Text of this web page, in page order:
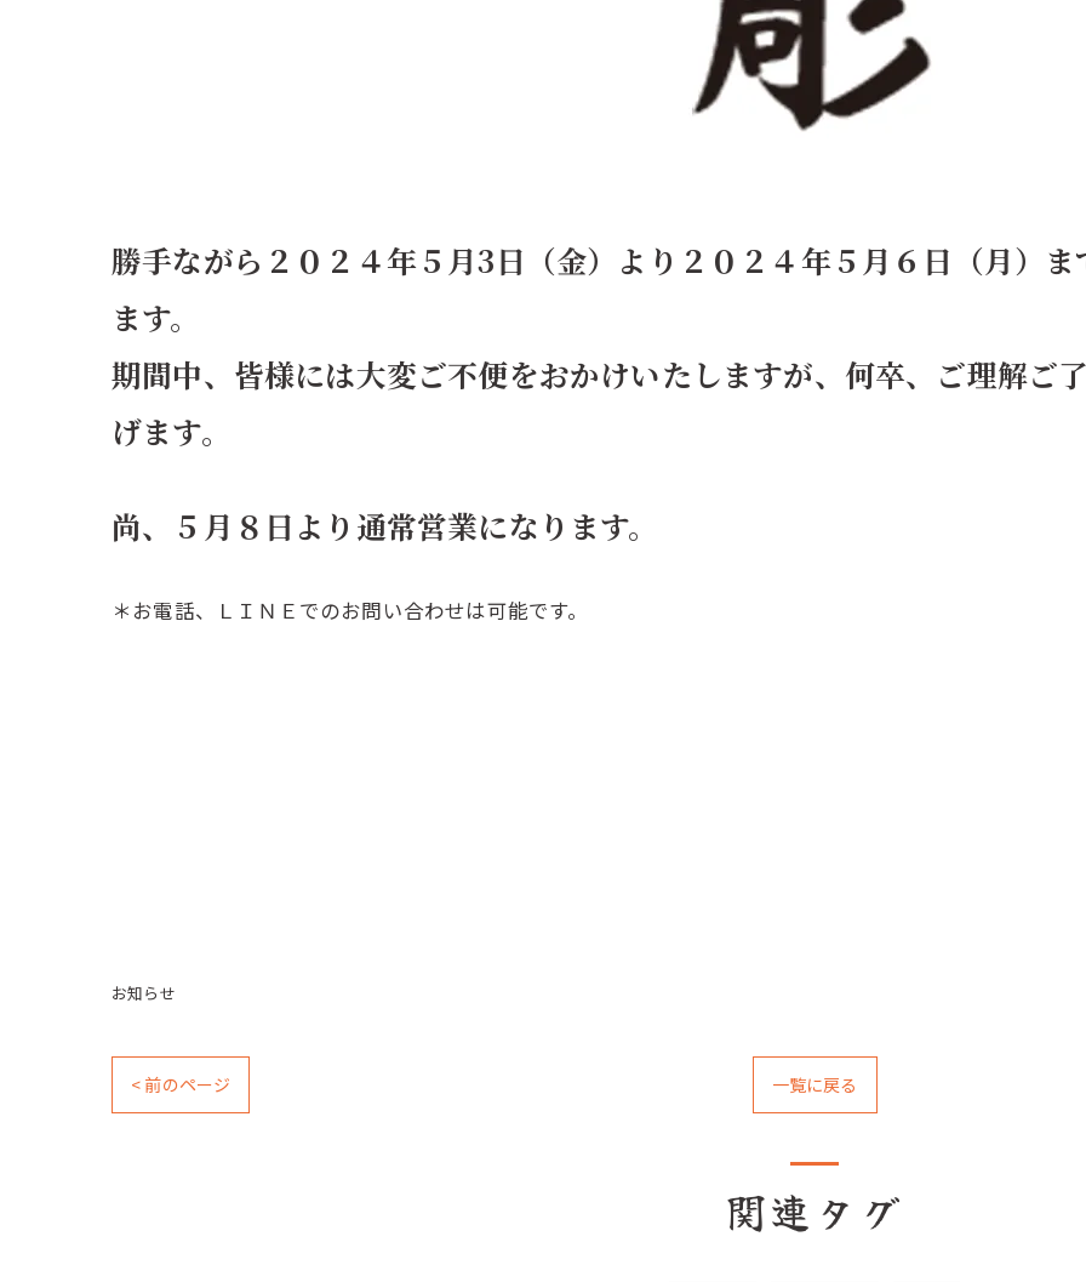
勝手ながら２０２４年５月3日（金）より２０２４年５月６日（月）
ます。
期間中、皆様には大変ご不便をおかけいたしますが、何卒、ご理解ご
げます。
尚、５月８日より通常営業になります。
＊お電話、ＬＩＮＥでのお問い合わせは可能です。
お知らせ
< 前のページ 一覧に戻る
関連タグ